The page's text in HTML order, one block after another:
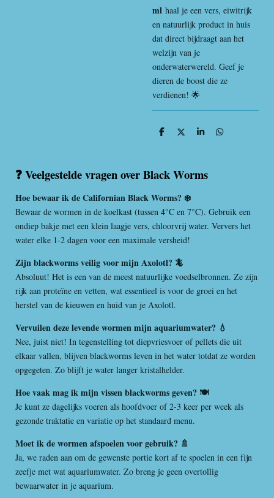
ml haal je een vers, eiwitrijk
en natuurlijk product in huis
dat direct bijdraagt aan het
welzijn van je
onderwaterwereld. Geef je
dieren de boost die ze
verdienen! 🌟
D
n
D
S
D
❓ Veelgestelde vragen over Black Worms
Hoe bewaar ik de Californian Black Worms? ❄️
Bewaar de wormen in de koelkast (tussen 4°C en 7°C). Gebruik een
ondiep bakje met een klein laagje vers, chloorvrij water. Ververs het
water elke 1-2 dagen voor een maximale versheid!
Zijn blackworms veilig voor mijn Axolotl? 🦎
Absoluut! Het is een van de meest natuurlijke voedselbronnen. Ze zijn
rijk aan proteïne en vetten, wat essentieel is voor de groei en het
herstel van de kieuwen en huid van je Axolotl.
Vervuilen deze levende wormen mijn aquariumwater? 💧
Nee, juist niet! In tegenstelling tot diepvriesvoer of pellets die uit
elkaar vallen, blijven blackworms leven in het water totdat ze worden
opgegeten. Zo blijft je water langer kristalhelder.
Hoe vaak mag ik mijn vissen blackworms geven? 🍽️
Je kunt ze dagelijks voeren als hoofdvoer of 2-3 keer per week als
gezonde traktatie en variatie op het standaard menu.
Moet ik de wormen afspoelen voor gebruik? 🚿
Ja, we raden aan om de gewenste portie kort af te spoelen in een fijn
zeefje met wat aquariumwater. Zo breng je geen overtollig
bewaarwater in je aquarium.